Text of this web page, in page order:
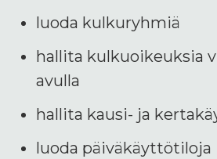
luoda kulkuryhmiä
hallita kulkuoikeuksia
avulla
hallita kausi- ja
luoda päiväkäyttötiloja